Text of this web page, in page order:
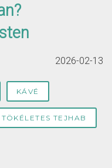
2026-02-13
KÁVÉ
TÖKÉLETES TEJHAB